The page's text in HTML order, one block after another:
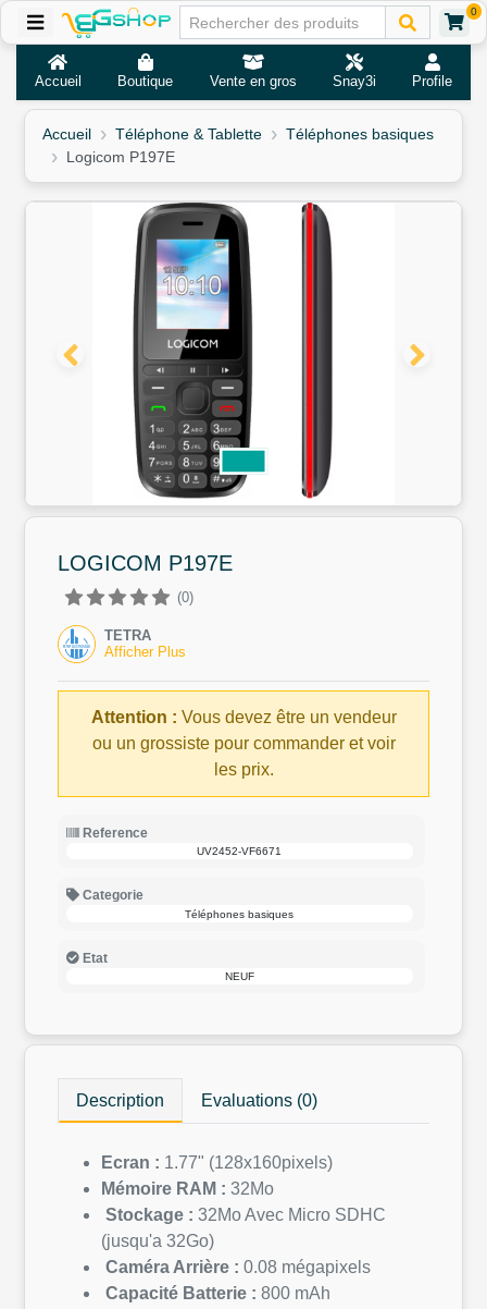
0
Accueil Boutique Vente en gros Snay3i Profile
Accueil Téléphone & Tablette
Téléphones basiques
Logicom P197E
LOGICOM P197E
(0)
TETRA
Afficher Plus
Attention : Vous devez être un vendeur
ou un grossiste pour commander et voir
les prix.
Reference
UV2452-VF6671
Categorie
Téléphones basiques
Etat
NEUF
Description Evaluations (0)
Ecran : 1.77" (128x160pixels)
Mémoire RAM : 32Mo
Stockage : 32Mo Avec Micro SDHC
(jusqu'a 32Go)
Caméra Arrière : 0.08 mégapixels
Capacité Batterie : 800 mAh